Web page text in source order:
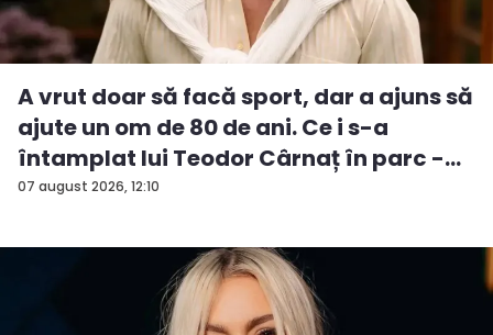
07 august 2026, 12:10
A vrut doar să facă sport, dar a ajuns să
ajute un om de 80 de ani. Ce i s-a
întamplat lui Teodor Cârnaț în parc -
V...